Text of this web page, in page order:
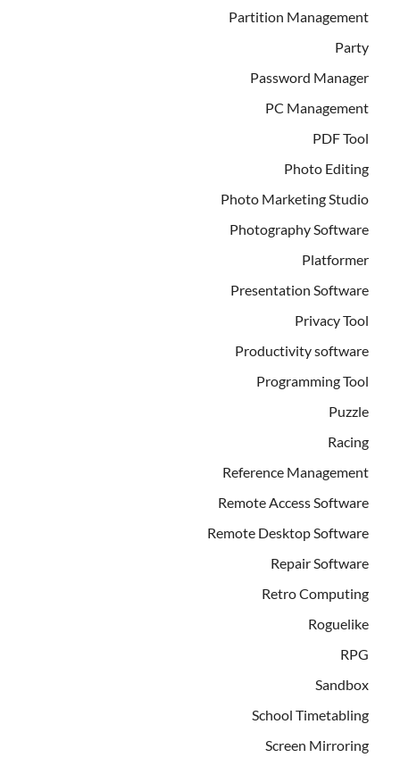
Partition Management
Party
Password Manager
PC Management
PDF Tool
Photo Editing
Photo Marketing Studio
Photography Software
Platformer
Presentation Software
Privacy Tool
Productivity software
Programming Tool
Puzzle
Racing
Reference Management
Remote Access Software
Remote Desktop Software
Repair Software
Retro Computing
Roguelike
RPG
Sandbox
School Timetabling
Screen Mirroring